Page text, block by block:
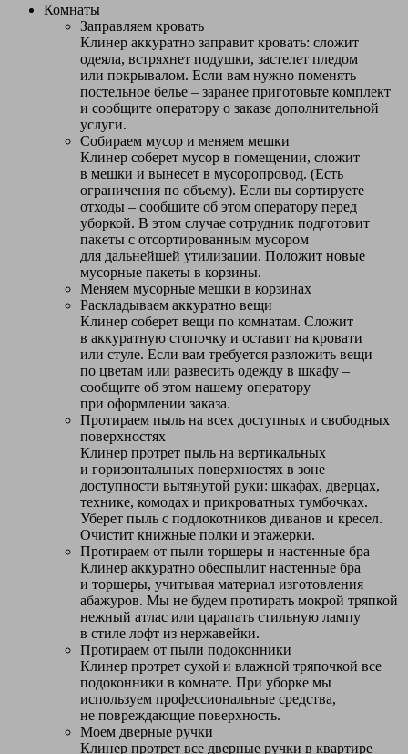
Комнаты
Заправляем кровать
Клинер аккуратно заправит кровать: сложит
одеяла, встряхнет подушки, застелет пледом
или покрывалом. Если вам нужно поменять
постельное белье – заранее приготовьте комплект
и сообщите оператору о заказе дополнительной
услуги.
Собираем мусор и меняем мешки
Клинер соберет мусор в помещении, сложит
в мешки и вынесет в мусоропровод. (Есть
ограничения по объему). Если вы сортируете
отходы – сообщите об этом оператору перед
уборкой. В этом случае сотрудник подготовит
пакеты с отсортированным мусором
для дальнейшей утилизации. Положит новые
мусорные пакеты в корзины.
Меняем мусорные мешки в корзинах
Раскладываем аккуратно вещи
Клинер соберет вещи по комнатам. Сложит
в аккуратную стопочку и оставит на кровати
или стуле. Если вам требуется разложить вещи
по цветам или развесить одежду в шкафу –
сообщите об этом нашему оператору
при оформлении заказа.
Протираем пыль на всех доступных и свободных
поверхностях
Клинер протрет пыль на вертикальных
и горизонтальных поверхностях в зоне
доступности вытянутой руки: шкафах, дверцах,
технике, комодах и прикроватных тумбочках.
Уберет пыль с подлокотников диванов и кресел.
Очистит книжные полки и этажерки.
Протираем от пыли торшеры и настенные бра
Клинер аккуратно обеспылит настенные бра
и торшеры, учитывая материал изготовления
абажуров. Мы не будем протирать мокрой тряпкой
нежный атлас или царапать стильную лампу
в стиле лофт из нержавейки.
Протираем от пыли подоконники
Клинер протрет сухой и влажной тряпочкой все
подоконники в комнате. При уборке мы
используем профессиональные средства,
не повреждающие поверхность.
Моем дверные ручки
Клинер протрет все дверные ручки в квартире